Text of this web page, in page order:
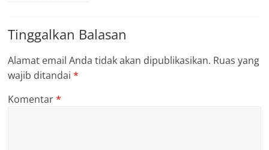
Tinggalkan Balasan
Alamat email Anda tidak akan dipublikasikan. Ruas yang
wajib ditandai*
Komentar*